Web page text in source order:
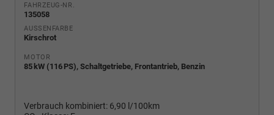
FAHRZEUG-NR.
135058
AUSSENFARBE
Kirschrot
MOTOR
85 kW (116 PS), Schaltgetriebe, Frontantrieb, Benzin
Verbrauch kombiniert: 6,90 l/100km